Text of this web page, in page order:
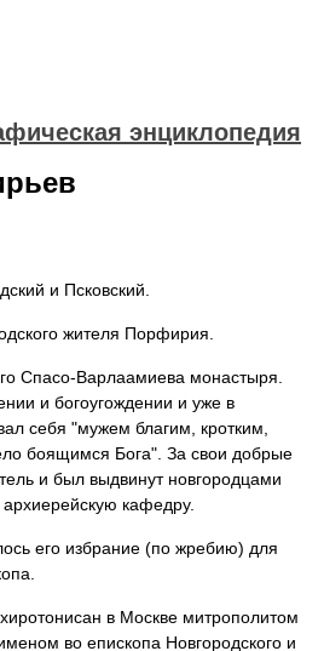
энциклопедия
и Псковский.
жителя Порфирия.
Спасо-Варлаамиева монастыря.
и богоугождении и уже в
себя "мужем благим, кротким,
боящимся Бога". За свои добрые
и был выдвинут новгородцами
кафедру.
его избрание (по жребию) для
в Москве митрополитом
во епископа Новгородского и